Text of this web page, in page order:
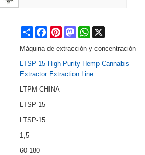
Share FacebookPinterestMastodonWhatsApp
Máquina de extracción y concentración
LTSP-15 High Purity Hemp Cannabis
Extractor Extraction Line
LTPM CHINA
LTSP-15
LTSP-15
1,5
60-180